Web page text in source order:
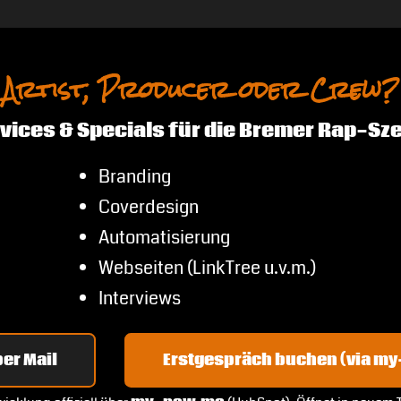
Artist, Producer oder Crew?
& Specials für die Bremer Rap-
Branding
Coverdesign
Automatisierung
Webseiten (LinkTree u.v.m.)
Interviews
Mail Erstgespräch buchen (via